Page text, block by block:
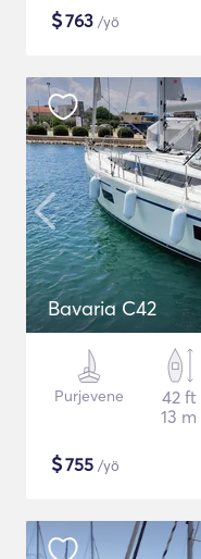
$763 /yö
Bavaria C42
Purjevene
42 ft
13 m
$755 /yö